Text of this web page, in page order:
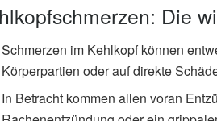
Die
Schmerzen im Kehlkopf können
Körperpartien oder auf direkte
In Betracht kommen allen voran